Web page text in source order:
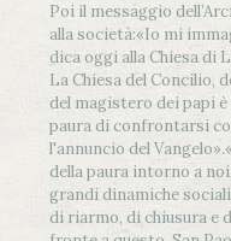
Poi il messaggio
alla società:«Io mi
dica oggi alla Chiesa di
La Chiesa del Concilio,
del magistero dei papi è
paura di confrontarsi
l'annuncio del Vangelo».
della paura intorno a
grandi dinamiche
di riarmo, di chiusura e